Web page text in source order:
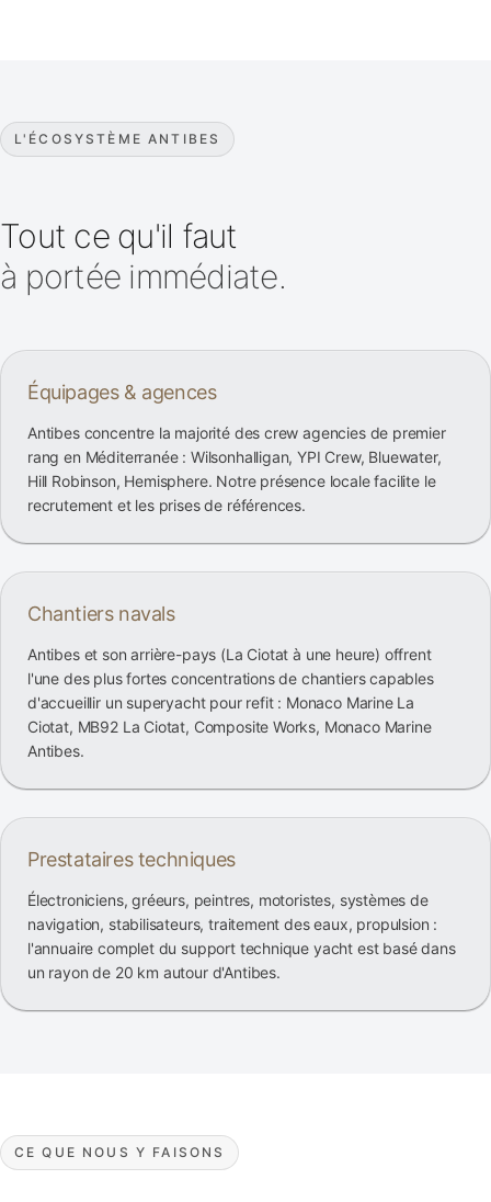
L'ÉCOSYSTÈME ANTIBES
Tout ce qu'il faut
à portée immédiate.
Équipages & agences
Antibes concentre la majorité des crew agencies de premier
rang en Méditerranée : Wilsonhalligan, YPI Crew, Bluewater,
Hill Robinson, Hemisphere. Notre présence locale facilite le
recrutement et les prises de références.
Chantiers navals
Antibes et son arrière-pays (La Ciotat à une heure) offrent
l'une des plus fortes concentrations de chantiers capables
d'accueillir un superyacht pour refit : Monaco Marine La
Ciotat, MB92 La Ciotat, Composite Works, Monaco Marine
Antibes.
Prestataires techniques
Électroniciens, gréeurs, peintres, motoristes, systèmes de
navigation, stabilisateurs, traitement des eaux, propulsion :
l'annuaire complet du support technique yacht est basé dans
un rayon de 20 km autour d'Antibes.
CE QUE NOUS Y FAISONS